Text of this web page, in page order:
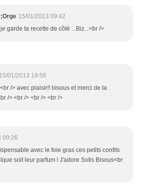
15/01/2013 09:42
garde ta recette de côté ...Biz...<br />
15/01/2013 19:56
/> avec plaisir!! bisous et merci de ta
/> <br /> <br /> <br />
09:26
avec le foie gras ces petits confits
soit leur parfum ! J'adore Sotis Bisous<br